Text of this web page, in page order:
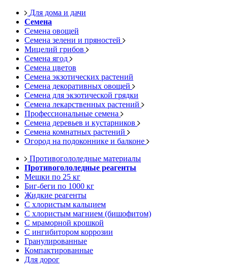
Для дома и дачи
Семена
Семена овощей
Семена зелени и пряностей
Мицелий грибов
Семена ягод
Семена цветов
Семена экзотических растений
Семена декоративных овощей
Семена для экзотической грядки
Семена лекарственных растений
Профессиональные семена
Семена деревьев и кустарников
Семена комнатных растений
Огород на подоконнике и балконе
Противогололедные материалы
Противогололедные реагенты
Мешки по 25 кг
Биг-беги по 1000 кг
Жидкие реагенты
С хлористым кальцием
С хлористым магнием (бишофитом)
С мраморной крошкой
С ингибитором коррозии
Гранулированные
Компактированные
Для дорог